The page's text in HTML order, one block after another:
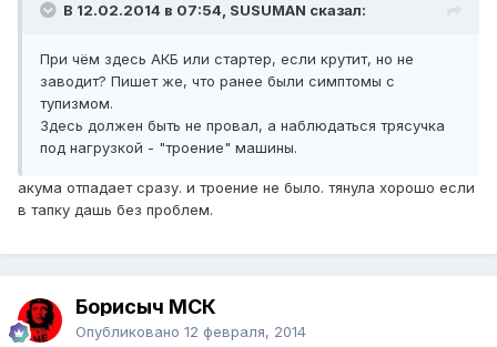
В 12.02.2014 в 07:54, SUSUMAN сказал:
При чём здесь АКБ или стартер, если крутит, но не
заводит? Пишет же, что ранее были симптомы с
тупизмом.
Здесь должен быть не провал, а наблюдаться трясучка
под нагрузкой - "троение" машины.
акума отпадает сразу. и троение не было. тянула хорошо если
в тапку дашь без проблем.
Борисыч МСК
Опубликовано 12 февраля, 2014